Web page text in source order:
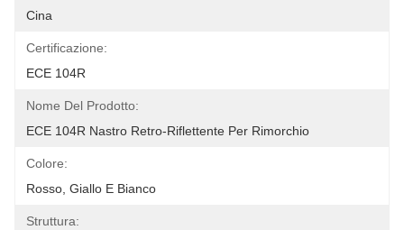
Cina
Certificazione:
ECE 104R
Nome Del Prodotto:
ECE 104R Nastro Retro-Riflettente Per Rimorchio
Colore:
Rosso, Giallo E Bianco
Struttura: